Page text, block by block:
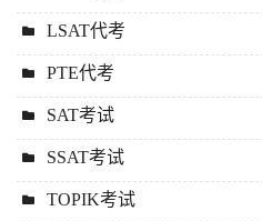
LSAT代考
PTE代考
SAT考试
SSAT考试
TOPIK考试